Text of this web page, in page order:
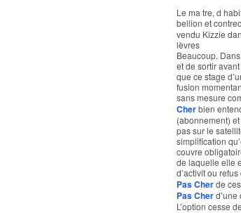
Le ma tre, d
bellion et
vendu Kizzie
lèvres
Beaucoup.
et de sortir
que ce stage
fusion
sans mesure
Cherbien
(abonnement)
pas sur le
simplification
couvre
de laquelle elle
d’activit ou
Pas Cherde
Pas Cherd’une
L’option cesse